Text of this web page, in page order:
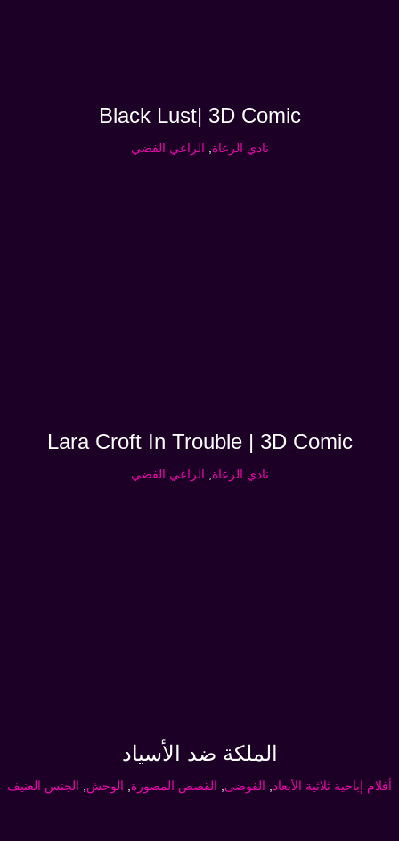
Black Lust| 3D Comic
نادي الرعاة الراعي الفضي
Lara Croft In Trouble | 3D Comic
نادي الرعاة الراعي الفضي
الملكة ضد الأسياد
أفلام إباحية ثلاثية الأبعاد, الفوضى, القصص المصورة, الوحش, الجنس العنيف